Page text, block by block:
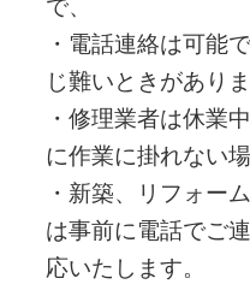
で、
・電話連絡は可能
じ難いときがありま
・修理業者は休業
に作業に掛れない
・新築、リフォー
は事前に電話でご
応いたします。